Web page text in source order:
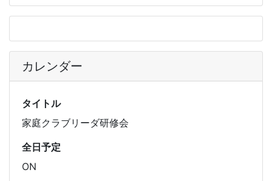
カレンダー
タイトル
家庭クラブリーダ研修会
全日予定
ON